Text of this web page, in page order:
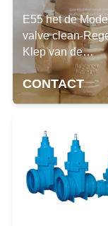
NEEM
CONTACT
MET
ONS
NIEUWS
VRAAG
E55 het de
valve clean-
Klep van de
van het
van Emerson
CONTACT